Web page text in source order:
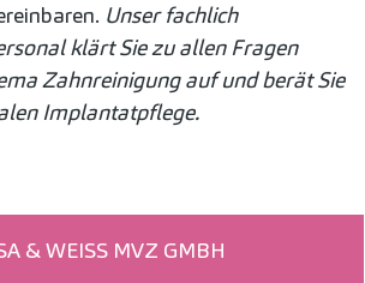
Unser fachlich
klärt Sie zu allen Fragen
Zahnreinigung auf und berät Sie
Implantatpflege.
& WEISS MVZ GMBH